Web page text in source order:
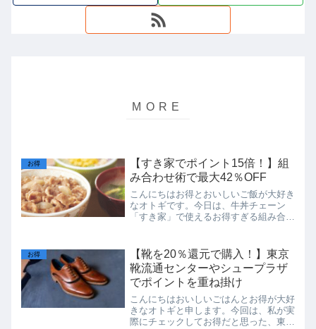
お得
【すき家でポイント15倍！】組
み合わせ術で最大42％OFF
こんにちはお得とおいしいご飯が大好き
なオトギです。今日は、牛丼チェーン
「すき家」で使えるお得すぎる組み合わ
ッチ決済で最大20％還元✅ すきパス割
引✅ アンケート30...
お得
【靴を20％還元で購入！】東京
靴流通センターやシュープラザ
でポイントを重ね掛け
こんにちはおいしいごはんとお得が大好
きなオトギと申します。今回は、私が実
際にチェックしてお得だと思った、東京